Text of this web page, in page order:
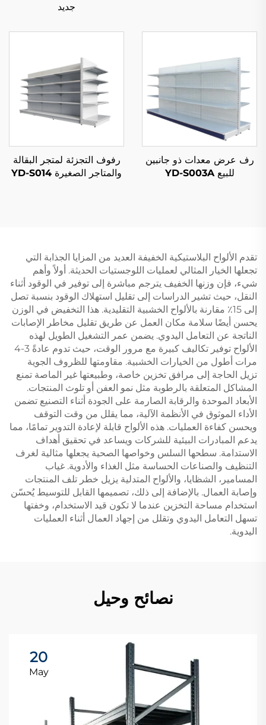
جديد
رف عرض معدات ذو جانبين
للبيع YD-S003A
رفوف التجزئة لمتجر البقالة
والمتاجر الصغيرة YD-S014
تقدم الألواح البلاستيكية الخفيفة العديد من المزايا الجذابة التي
تجعلها الخيار المثالي لعمليات اللوجستيات الحديثة. أولاً وأهم
شيء، فإن وزنها الخفيف يترجم مباشرة إلى توفير في الوقود أثناء
النقل، حيث تشير الدراسات إلى تقليل استهلاك الوقود بنسبة تصل
إلى 15٪ مقارنة بالألواح الخشبية التقليدية. هذا التخفيض في الوزن
يحسن أيضًا سلامة مكان العمل عن طريق تقليل مخاطر الإصابات
الناتجة عن التعامل اليدوي. يضمن عمر التشغيل الطويل لهذه
الألواح توفير تكاليف كبيرة مع مرور الوقت، حيث تدوم عادةً 3-4
مرات أطول من الخيارات الخشبية. مقاومتها للظروف الجوية
تزيل الحاجة إلى مرافق تخزين خاصة، وطبيعتها غير الماصة تمنع
المشاكل المتعلقة بالرطوبة مثل نمو العفن أو تلوث المنتجات.
الأبعاد الموحدة والرقابة الصارمة على الجودة أثناء التصنيع تضمن
الأداء الموثوق في الأنظمة الآلية، مما يقلل من وقت التوقف
ويحسن كفاءة العمليات. هذه الألواح قابلة لإعادة التدوير تمامًا، مما
يدعم المبادرات البيئية للشركات ويساعد في تحقيق أهداف
الاستدامة. سطحها السلس وخواصها الصحية يجعلها مثالية لغرف
التنظيف والصناعات الحساسة مثل الغذاء والأدوية. غياب
المسامير، الشظايا، والألواح المتدلية يزيل خطر تلف المنتجات
وإصابة العمال. بالإضافة إلى ذلك، تصميمها القابل للتوسيط يُحسّن
استخدام مساحة التخزين عندما لا تكون قيد الاستخدام، وخفتها
تسهل التعامل اليدوي وتقلل من إجهاد العمال أثناء العمليات
اليدوية.
نصائح وحيل
20
May